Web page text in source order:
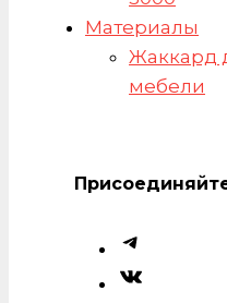
Материалы
Жаккард
мебели